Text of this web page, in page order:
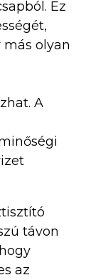
Ez
olyan
A
távon
az